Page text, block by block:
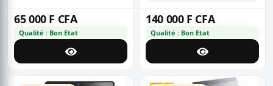
65 000 F CFA
Qualité : Bon Etat
140 000 F CFA
Qualité : Bon Etat